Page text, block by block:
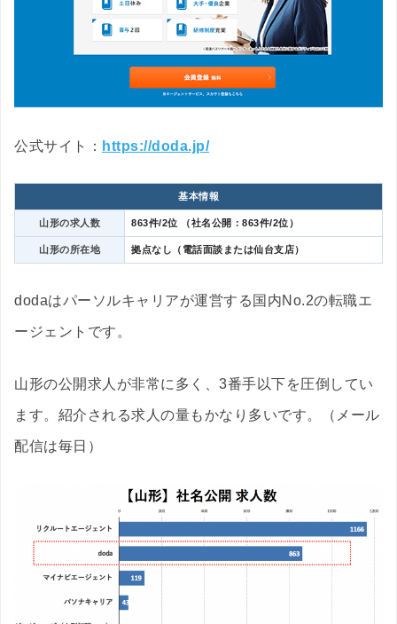
公式サイト： https://doda.jp/
基本情報
山形の求人数 863件/2位 （社名公開：863件/2位）
山形の所在地 拠点なし（電話面談または仙台支店）
dodaはパーソルキャリアが運営する国内No.2の転職エ
ージェントです。
山形の公開求人が非常に多く、3番手以下を圧倒してい
ます。紹介される求人の量もかなり多いです。（メール
配信は毎日）